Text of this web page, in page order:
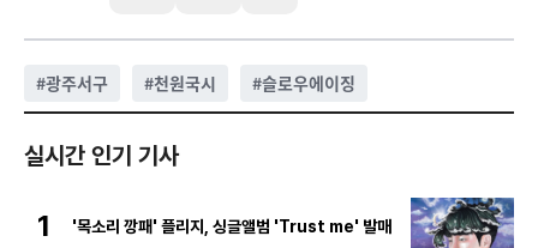
#광주서구 #천원국시 #슬로우에이징
실시간 인기 기사
1 '목소리 깡패' 플리지, 싱글앨범 'Trust me' 발매